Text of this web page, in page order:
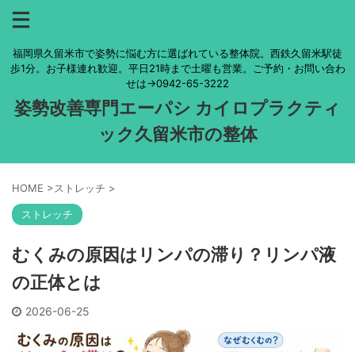
福岡県久留米市で姿勢に悩む方に選ばれている整体院。西鉄久留米駅徒
歩1分。お子様連れ歓迎。平日21時まで土曜も営業。ご予約・お問い合わ
せは→0942-65-3222
姿勢改善専門エーパシ カイロプラクティ
ック久留米市の整体
HOME >ストレッチ >
ストレッチ
むくみの原因はリンパの滞り？リンパ液
の正体とは
2026-06-25